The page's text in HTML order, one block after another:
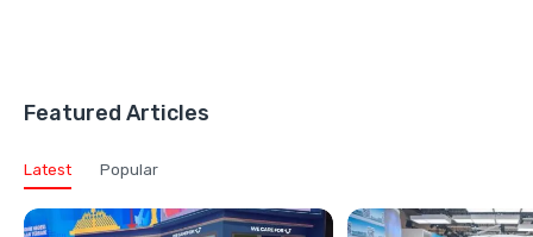
Featured Articles
Latest Popular